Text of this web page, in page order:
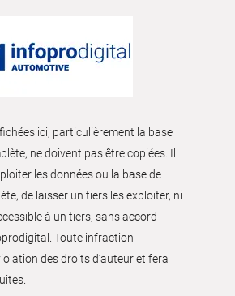
ici, particulièrement la base
ne doivent pas être copiées. Il
les données ou la base de
de laisser un tiers les exploiter, ni
à un tiers, sans accord
Toute infraction
des droits d’auteur et fera